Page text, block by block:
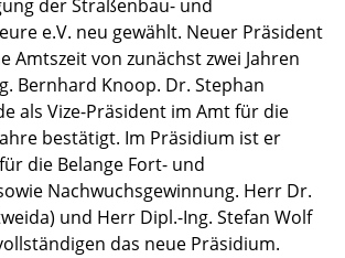
der Straßenbau- und
e.V. neu gewählt. Neuer Präsident
Amtszeit von zunächst zwei Jahren
Bernhard Knoop. Dr. Stephan
als Vize-Präsident im Amt für die
bestätigt. Im Präsidium ist er
die Belange Fort- und
Nachwuchsgewinnung. Herr Dr.
und Herr Dipl.-Ing. Stefan Wolf
das neue Präsidium.